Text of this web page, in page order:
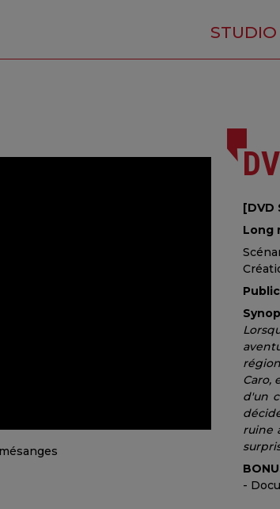
STUDIO
WHO
[DVD
Long
Caro,
d'un
ruine
-